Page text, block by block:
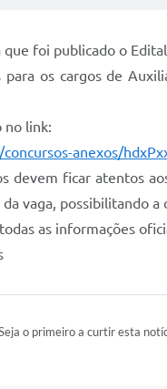
foi publicado o
para os cargos de
no link:
anexos/
devem ficar atentos
vaga, possibilitando
as informações
o primeiro a curtir esta